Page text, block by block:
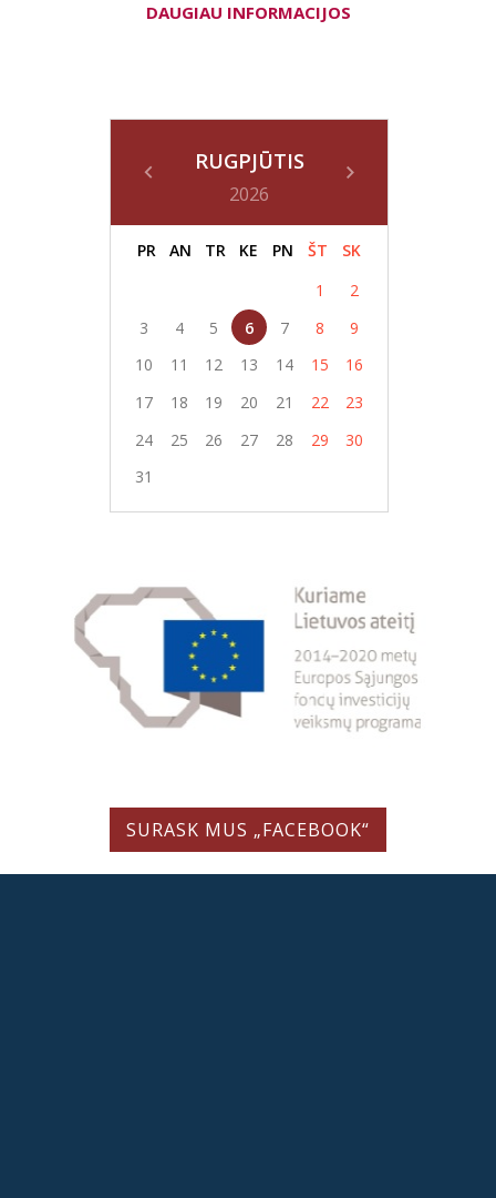
DAUGIAU INFORMACIJOS
RUGPJŪTIS
2026
PR AN TR KE PN ŠT
SK
1
2
3
4 5 6 7 8
9
10
11 12 13 14 15
16
17
18 19 20 21 22
23
24
25 26 27 28 29
30
31
SURASK MUS „FACEBOOK“